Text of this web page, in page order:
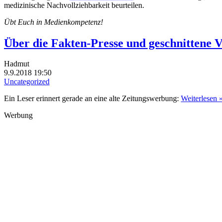
medizinische Nachvollziehbarkeit beurteilen.
Übt Euch in Medienkompetenz!
Über die Fakten-Presse und geschnittene
Hadmut
9.9.2018 19:50
Uncategorized
Ein Leser erinnert gerade an eine alte Zeitungswerbung: Weiterlesen »
Werbung